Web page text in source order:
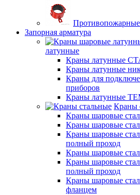
Запорная арматура
латунные
Краны латунные
Краны латунные
Краны для
приборов
Краны латунные
Краны
Краны шаровые
Краны шаровые
Краны шаровые
полный проход
Краны шаровые
Краны шаровые
полный проход
Краны шаровые
фланцем